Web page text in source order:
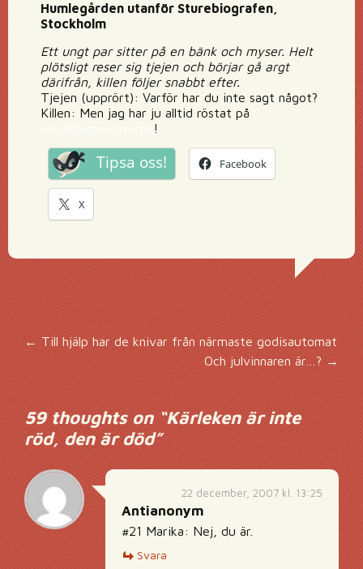
Humlegården utanför Sturebiografen,
Stockholm
Ett ungt par sitter på en bänk och myser. Helt
plötsligt reser sig tjejen och börjar gå argt
därifrån, killen följer snabbt efter.
Tjejen (upprört): Varför har du inte sagt något?
Killen: Men jag har ju alltid röstat på
!
Tipsa oss! Facebook
X
Inläggsnavigering
← Till hjälp har de knivar från närmaste godisautomat
Och julvinnaren är…?→
59 thoughts on “Kärleken är inte
röd, den är död”
22 december, 2007 kl. 13:25
Antianonym
#21 Marika: Nej, du är.
Svara